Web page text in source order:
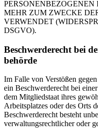
MEHR ZUM ZWECKE
VERWENDET
DSGVO).
Beschwerde­recht bei
behörde
Im Falle von Verstößen
ein Beschwerderecht bei
dem Mitgliedstaat ihres
Arbeitsplatzes oder des Orts
Beschwerderecht besteht
verwaltungsrechtlicher oder